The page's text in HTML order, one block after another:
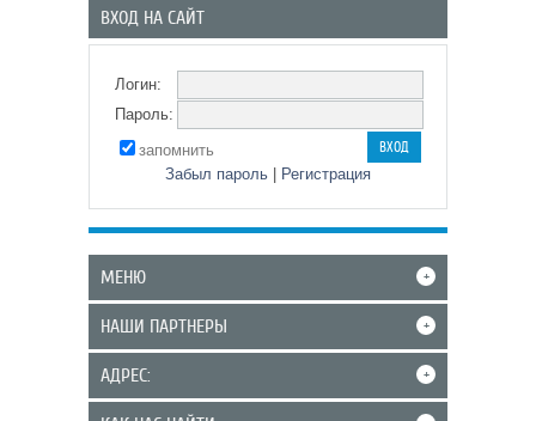
ВХОД НА САЙТ
Логин:
Пароль:
запомнить
Забыл пароль | Регистрация
МЕНЮ +
НАШИ ПАРТНЕРЫ +
АДРЕС: +